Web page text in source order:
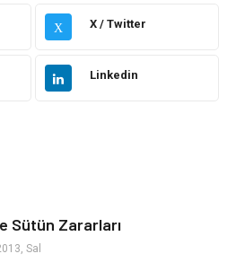
Elektrik Elektronik
Moda
X X / Twitter
Linkedin
Sütün Zararları
Sal